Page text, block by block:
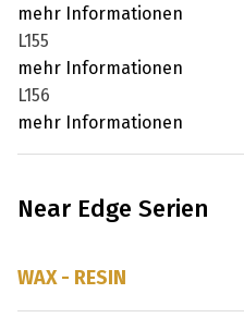
mehr Informationen
L155
mehr Informationen
L156
mehr Informationen
Near Edge Serien
WAX - RESIN